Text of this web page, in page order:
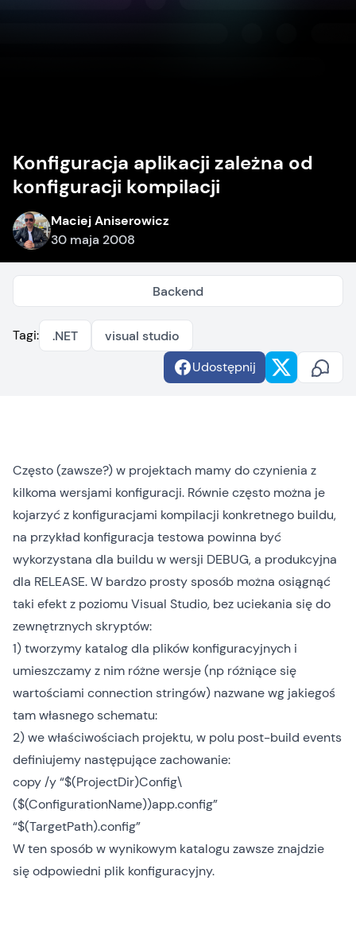
Konfiguracja aplikacji zależna od
konfiguracji kompilacji
Maciej Aniserowicz
30 maja 2008
Backend
Tagi: .NET
visual studio
Udostępnij
Często (zawsze?) w projektach mamy do czynienia z
kilkoma wersjami konfiguracji. Równie często można je
kojarzyć z konfiguracjami kompilacji konkretnego buildu,
na przykład konfiguracja testowa powinna być
wykorzystana dla buildu w wersji DEBUG, a produkcyjna
dla RELEASE. W bardzo prosty sposób można osiągnąć
taki efekt z poziomu Visual Studio, bez uciekania się do
zewnętrznych skryptów:
1) tworzymy katalog dla plików konfiguracyjnych i
umieszczamy z nim różne wersje (np różniące się
wartościami connection stringów) nazwane wg jakiegoś
tam własnego schematu:
2) we właściwościach projektu, w polu post-build events
definiujemy następujące zachowanie:
copy /y “$(ProjectDir)Config\
($(ConfigurationName))app.config”
“$(TargetPath).config”
W ten sposób w wynikowym katalogu zawsze znajdzie
się odpowiedni plik konfiguracyjny.